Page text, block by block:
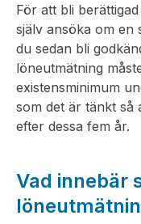
För att bli
själv ansöka om en
du sedan bli
löneutmätning
existensminimum
som det är tänkt så
efter dessa fem år.
Vad innebär